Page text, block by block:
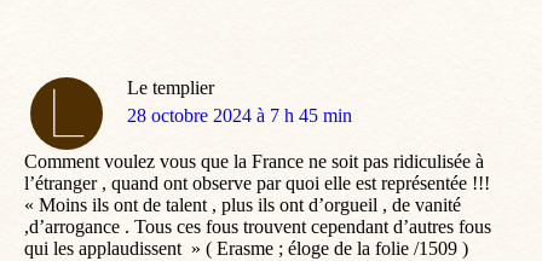
Le templier
dit
28 octobre 2024 à 7 h 45 min
Comment voulez vous que la France ne soit pas ridiculisée à
l’étranger , quand ont observe par quoi elle est représentée !!!
« Moins ils ont de talent , plus ils ont d’orgueil , de vanité
,d’arrogance . Tous ces fous trouvent cependant d’autres fous
qui les applaudissent » ( Erasme ; éloge de la folie /1509 )